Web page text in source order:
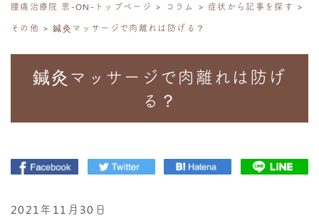
腰痛治療院 恩-ON-トップページ コラム
症状から記事を探す
その他
鍼灸マッサージで肉離れは防げる？
鍼灸マッサージで肉離れは防げ
る？
2021年11月30日